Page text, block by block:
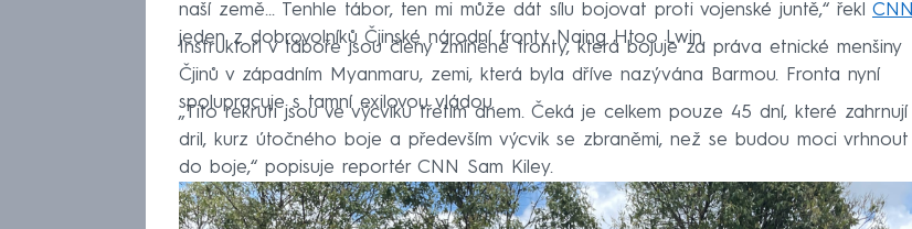
naší země... Tenhle tábor, ten mi může dát sílu bojovat proti vojenské juntě,“ řekl CNN
jeden z dobrovolníků Čjinské národní fronty Naing Htoo Lwin.
Instruktoři v táboře jsou členy zmíněné fronty, která bojuje za práva etnické menšiny
Čjinů v západním Myanmaru, zemi, která byla dříve nazývána Barmou. Fronta nyní
spolupracuje s tamní exilovou vládou.
„Tito rekruti jsou ve výcviku třetím dnem. Čeká je celkem pouze 45 dní, které zahrnují
dril, kurz útočného boje a především výcvik se zbraněmi, než se budou moci vrhnout
do boje,“ popisuje reportér CNN Sam Kiley.